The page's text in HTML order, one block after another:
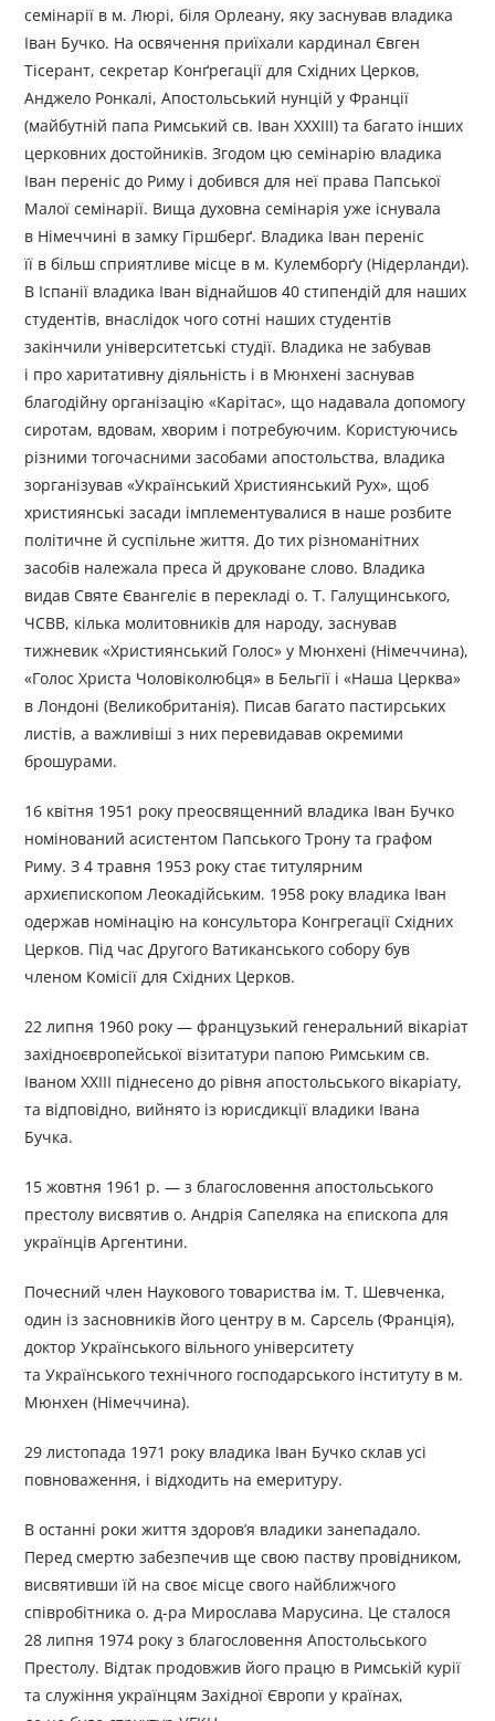
семінарії в м. Люрі, біля Орлеану, яку заснував владика
Іван Бучко. На освячення приїхали кардинал Євген
Тісерант, секретар Конґрегації для Східних Церков,
Анджело Ронкалі, Апостольський нунцій у Франції
(майбутній папа Римський св. Іван ХХХІІІ) та багато інших
церковних достойників. Згодом цю семінарію владика
Іван переніс до Риму і добився для неї права Папської
Малої семінарії. Вища духовна семінарія уже існувала
в Німеччині в замку Гіршберґ. Владика Іван переніс
її в більш сприятливе місце в м. Кулемборґу (Нідерланди).
В Іспанії владика Іван віднайшов 40 стипендій для наших
студентів, внаслідок чого сотні наших студентів
закінчили університетські студії. Владика не забував
і про харитативну діяльність і в Мюнхені заснував
благодійну організацію «Карітас», що надавала допомогу
сиротам, вдовам, хворим і потребуючим. Користуючись
різними тогочасними засобами апостольства, владика
зорганізував «Український Християнський Рух», щоб
християнські засади імплементувалися в наше розбите
політичне й суспільне життя. До тих різноманітних
засобів належала преса й друковане слово. Владика
видав Святе Євангеліє в перекладі о. Т. Галущинського,
ЧСВВ, кілька молитовників для народу, заснував
тижневик «Християнський Голос» у Мюнхені (Німеччина),
«Голос Христа Чоловіколюбця» в Бельгії і «Наша Церква»
в Лондоні (Великобританія). Писав багато пастирських
листів, а важливіші з них перевидавав окремими
брошурами.
16 квітня 1951 року преосвященний владика Іван Бучко
номінований асистентом Папського Трону та графом
Риму. З 4 травня 1953 року стає титулярним
архиєпископом Леокадійським. 1958 року владика Іван
одержав номінацію на консультора Конгрегації Східних
Церков. Під час Другого Ватиканського собору був
членом Комісії для Східних Церков.
22 липня 1960 року — французький генеральний вікаріат
західноєвропейської візитатури папою Римським св.
Іваном ХХІІІ піднесено до рівня апостольського вікаріату,
та відповідно, вийнято із юрисдикції владики Івана
Бучка.
15 жовтня 1961 р. — з благословення апостольського
престолу висвятив о. Андрія Сапеляка на єпископа для
українців Аргентини.
Почесний член Наукового товариства ім. Т. Шевченка,
один із засновників його центру в м. Сарсель (Франція),
доктор Українського вільного університету
та Українського технічного господарського інституту в м.
Мюнхен (Німеччина).
29 листопада 1971 року владика Іван Бучко склав усі
повноваження, і відходить на емеритуру.
В останні роки життя здоров’я владики занепадало.
Перед смертю забезпечив ще свою паству провідником,
висвятивши їй на своє місце свого найближчого
співробітника о. д-ра Мирослава Марусина. Це сталося
28 липня 1974 року з благословення Апостольського
Престолу. Відтак продовжив його працю в Римській курії
та служіння українцям Західної Європи у країнах,